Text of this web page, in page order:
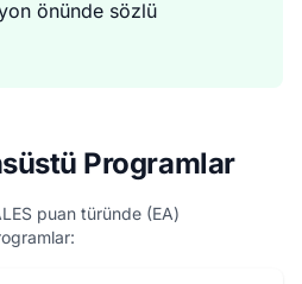
önünde sözlü
Programlar
puan türünde (EA)